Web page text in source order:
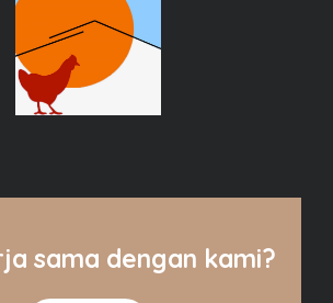
sama dengan kami?